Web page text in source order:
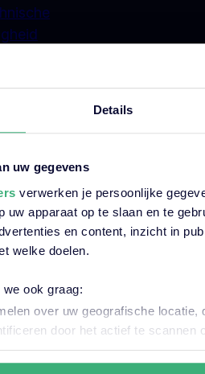
Details
uw gegevens
verwerken je persoonlijke
uw apparaat op te slaan en te
en content, inzicht in
welke doelen.
ook graag:
over uw geografische
door het actief te scannen
gegevens worden
Policy
want het zoekveld is